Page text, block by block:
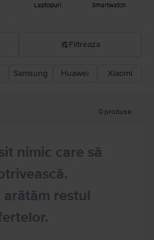
Laptopuri Smartwatch
Filtreaza
Samsung Huawei Xiaomi
0 produse
nimic care să
arătăm restul